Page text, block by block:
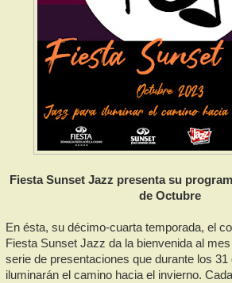
Fiesta Sunset Jazz presenta su
de Octubre
En ésta, su décimo-cuarta temporada, el
Fiesta Sunset Jazz da la bienvenida al
serie de presentaciones que durante los
iluminarán el camino hacia el invierno.